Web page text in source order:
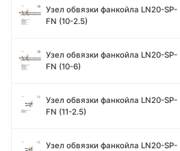
Узел обвязки фанкойла LN20-SP-
FN (10-2.5)
Узел обвязки фанкойла LN20-SP-
FN (10-6)
Узел обвязки фанкойла LN20-SP-
FN (11-2.5)
Узел обвязки фанкойла LN20-SP-